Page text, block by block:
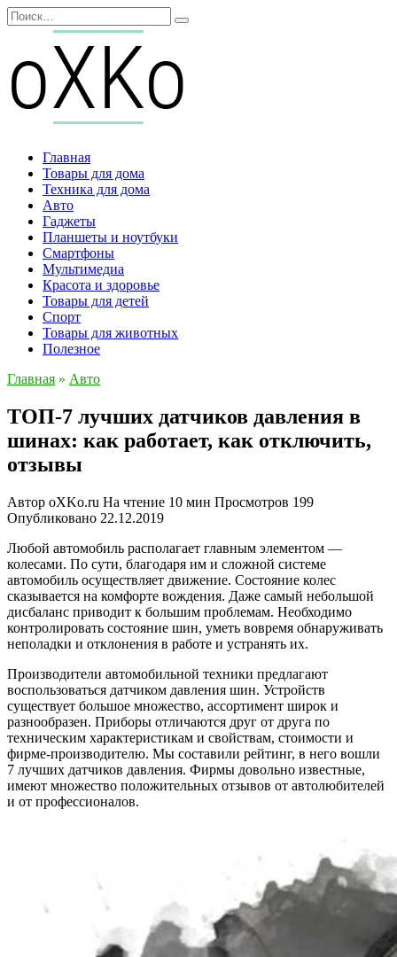
Перейти
к
содержанию
Search
for:
Главная
Товары для дома
Техника для дома
Авто
Гаджеты
Планшеты и ноутбуки
Смартфоны
Мультимедиа
Красота и здоровье
Товары для детей
Спорт
Товары для животных
Полезное
Главная » Авто
ТОП-7 лучших датчиков давления в
шинах: как работает, как отключить,
отзывы
Автор oXKo.ru На чтение 10 мин Просмотров 199
Опубликовано 22.12.2019
Любой автомобиль располагает главным элементом —
колесами. По сути, благодаря им и сложной системе
автомобиль осуществляет движение. Состояние колес
сказывается на комфорте вождения. Даже самый небольшой
дисбаланс приводит к большим проблемам. Необходимо
контролировать состояние шин, уметь вовремя обнаруживать
неполадки и отклонения в работе и устранять их.
Производители автомобильной техники предлагают
воспользоваться датчиком давления шин. Устройств
существует большое множество, ассортимент широк и
разнообразен. Приборы отличаются друг от друга по
техническим характеристикам и свойствам, стоимости и
фирме-производителю. Мы составили рейтинг, в него вошли
7 лучших датчиков давления. Фирмы довольно известные,
имеют множество положительных отзывов от автолюбителей
и от профессионалов.